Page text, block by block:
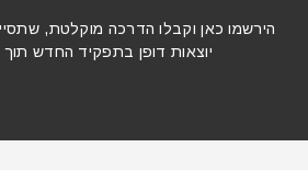
הירשמו כאן וקבלו הדרכה מוקלטת,
יוצאות דופן בתפקיד החדש